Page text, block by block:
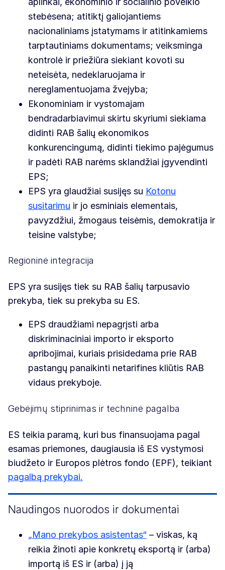
stebėsena; atitiktį galiojantiems
nacionaliniams įstatymams ir atitinkamiems
tarptautiniams dokumentams; veiksminga
kontrolė ir priežiūra siekiant kovoti su
neteisėta, nedeklaruojama ir
nereglamentuojama žvejyba;
Ekonominiam ir vystomajam
bendradarbiavimui skirtu skyriumi siekiama
didinti RAB šalių ekonomikos
konkurencingumą, didinti tiekimo pajėgumus
ir padėti RAB narėms sklandžiai įgyvendinti
EPS;
EPS yra glaudžiai susijęs su Kotonu
susitarimu ir jo esminiais elementais,
pavyzdžiui, žmogaus teisėmis, demokratija ir
teisine valstybe;
Regioninė integracija
EPS yra susijęs tiek su RAB šalių tarpusavio
prekyba, tiek su prekyba su ES.
EPS draudžiami nepagrįsti arba
diskriminaciniai importo ir eksporto
apribojimai, kuriais prisidedama prie RAB
pastangų panaikinti netarifines kliūtis RAB
vidaus prekyboje.
Gebėjimų stiprinimas ir techninė pagalba
ES teikia paramą, kuri bus finansuojama pagal
esamas priemones, daugiausia iš ES vystymosi
biudžeto ir Europos plėtros fondo (EPF), teikiant
pagalbą prekybai.
Naudingos nuorodos ir dokumentai
„Mano prekybos asistentas“ – viskas, ką
reikia žinoti apie konkretų eksportą ir (arba)
importą iš ES ir (arba) į ją